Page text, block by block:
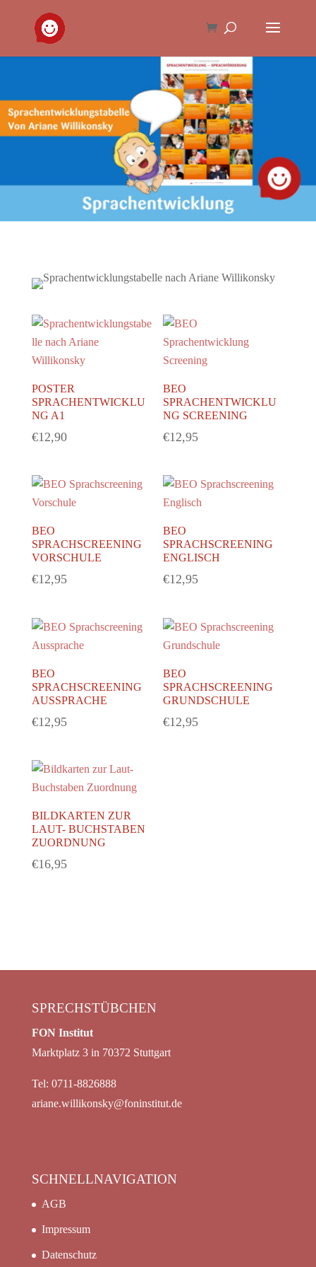
POSTER
SPRACHENTWICKLU
NG A1
€12,90
BEO
SPRACHENTWICKLU
NG SCREENING
€12,95
BEO
SPRACHSCREENING
VORSCHULE
€12,95
BEO
SPRACHSCREENING
ENGLISCH
€12,95
BEO
SPRACHSCREENING
AUSSPRACHE
€12,95
BEO
SPRACHSCREENING
GRUNDSCHULE
€12,95
BILDKARTEN ZUR
LAUT- BUCHSTABEN
ZUORDNUNG
€16,95
SPRECHSTÜBCHEN
FON Institut
Marktplatz 3 in 70372 Stuttgart
Tel: 0711-8826888
ariane.willikonsky@foninstitut.de
SCHNELLNAVIGATION
AGB
Impressum
Datenschutz